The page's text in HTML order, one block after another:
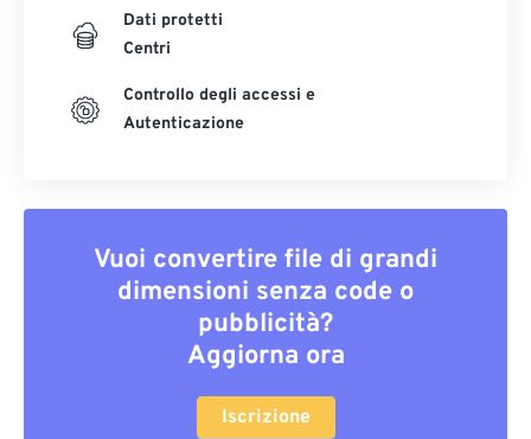
Dati protetti
Centri
Controllo degli accessi e
Autenticazione
Vuoi convertire file di grandi
dimensioni senza code o
pubblicità?
Aggiorna ora
Iscrizione